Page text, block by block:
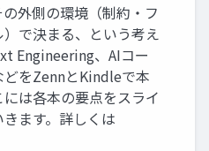
外側の環境（制約・フ
で決まる、という考え
Engineering、AIコー
どをZennとKindleで本
は各本の要点をスライ
ます。詳しくは